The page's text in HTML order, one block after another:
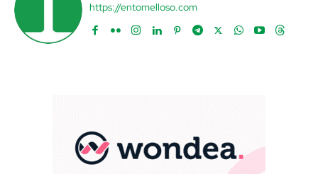
https://entomelloso.com